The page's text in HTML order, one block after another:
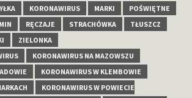
KORONAWIRUS MARKI
POŚWIĘTNE
RĘCZAJE STRACHÓWKA
TŁUSZCZ
ZIELONKA
KORONAWIRUS NA MAZOWSZU
KORONAWIRUS W KLEMBOWIE
KORONAWIRUS W POWIECIE